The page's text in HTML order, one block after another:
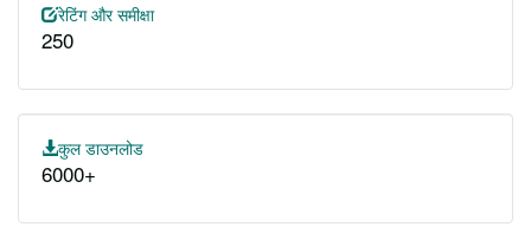
रेटिंग और समीक्षा
250
कुल डाउनलोड
6000+